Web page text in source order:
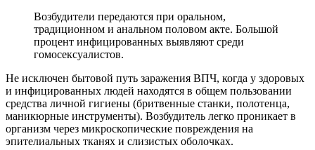
Возбудители передаются при оральном,
традиционном и анальном половом акте. Большой
процент инфицированных выявляют среди
гомосексуалистов.
Не исключен бытовой путь заражения ВПЧ, когда у здоровых
и инфицированных людей находятся в общем пользовании
средства личной гигиены (бритвенные станки, полотенца,
маникюрные инструменты). Возбудитель легко проникает в
организм через микроскопические повреждения на
эпителиальных тканях и слизистых оболочках.